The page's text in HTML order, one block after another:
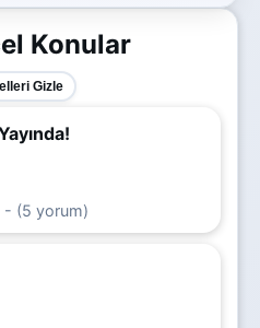
Konular
Gizle
(5 yorum)